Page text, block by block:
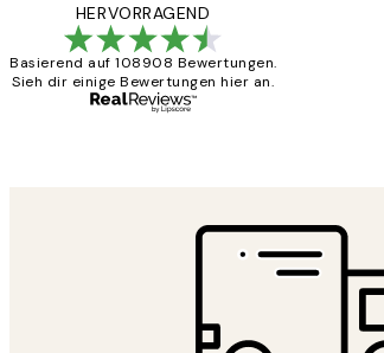
HERVORRAGEND
Basierend auf 108908 Bewertungen.
Sieh dir einige Bewertungen hier an.